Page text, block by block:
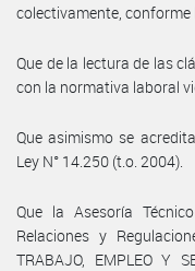
colectivamente,
Que de la lectura de las
con la normativa laboral
Que asimismo se
Ley N° 14.250 (t.o. 2004).
Que la Asesoría
Relaciones y
TRABAJO, EMPLEO Y